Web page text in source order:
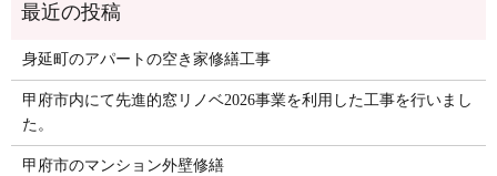
身延町のアパートの空き家修繕工事
甲府市内にて先進的窓リノベ2026事業を利用した工事を行いまし
た。
甲府市のマンション外壁修繕